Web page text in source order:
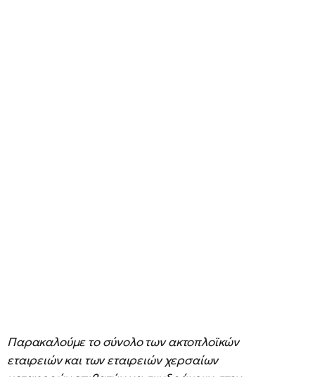
Παρακαλούμε το σύνολο των ακτοπλοϊκών
εταιρειών και των εταιρειών χερσαίων